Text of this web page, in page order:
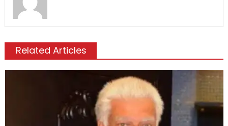
Related Articles